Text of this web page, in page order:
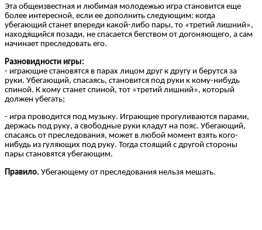
Эта общеизвестная и любимая молодежью игра становится еще
более интересной, если ее дополнить следующим: когда
убегающий станет впереди какой-либо пары, то «третий лишний»,
находящийся позади, не спасается бегством от догоняющего, а сам
начинает преследовать его.
Разновидности игры:
- играющие становятся в парах лицом друг к другу и берутся за
руки. Убегающий, спасаясь, становится под руки к кому-нибудь
спиной. К кому станет спиной, тот «третий лишний», который
должен убегать;
- игра проводится под музыку. Играющие прогуливаются парами,
держась под руку, а свободные руки кладут на пояс. Убегающий,
спасаясь от преследования, может в любой момент взять кого-
нибудь из гуляющих под руку. Тогда стоящий с другой стороны
пары становятся убегающим.
Правило. Убегающему от преследования нельзя мешать.